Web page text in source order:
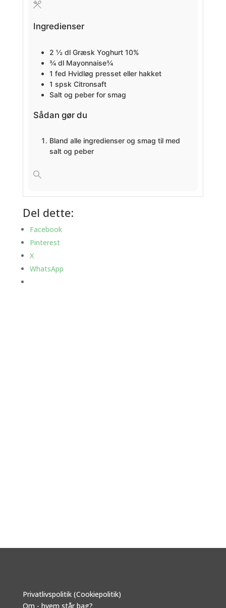
Ingredienser
2 ½ dl Græsk Yoghurt 10%
¾ dl Mayonnaise¾
1 fed Hvidløg presset eller hakket
1 spsk Citronsaft
Salt og peber for smag
Sådan gør du
Bland alle ingredienser og smag til med
salt og peber
Del dette:
Facebook
Pinterest
X
WhatsApp
Privatlivspolitik (Cookiepolitik)
Om - hvem står bag?